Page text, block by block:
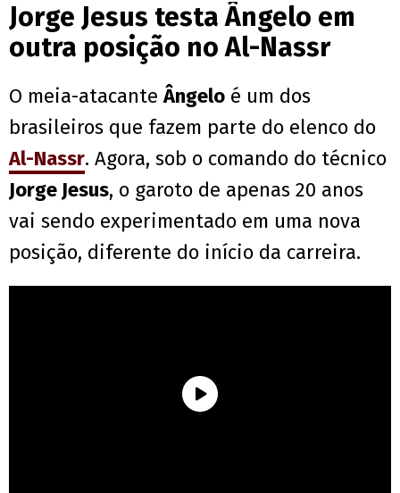
Jorge Jesus testa Ângelo em
outra posição no Al-Nassr
O meia-atacanteÂngelo é um dos
brasileiros que fazem parte do elenco do
Al-Nassr. Agora, sob o comando do técnico
Jorge Jesus, o garoto de apenas 20 anos
vai sendo experimentado em uma nova
posição, diferente do início da carreira.